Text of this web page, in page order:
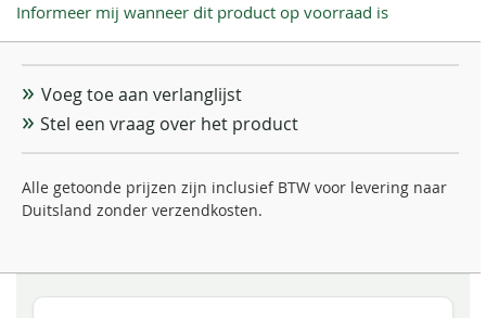
Informeer mij wanneer dit product op voorraad is
Voeg toe aan verlanglijst
Stel een vraag over het product
Alle getoonde prijzen zijn inclusief BTW voor levering naar
Duitsland zonder verzendkosten.